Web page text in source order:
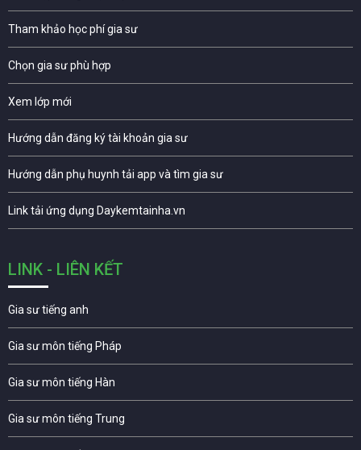
Tham khảo học phí gia sư
Chọn gia sư phù hợp
Xem lớp mới
Hướng dẫn đăng ký tài khoản gia sư
Hướng dẫn phụ huynh tải app và tìm gia sư
Link tải ứng dụng Daykemtainha.vn
LINK - LIÊN KẾT
Gia sư tiếng anh
Gia sư môn tiếng Pháp
Gia sư môn tiếng Hàn
Gia sư môn tiếng Trung